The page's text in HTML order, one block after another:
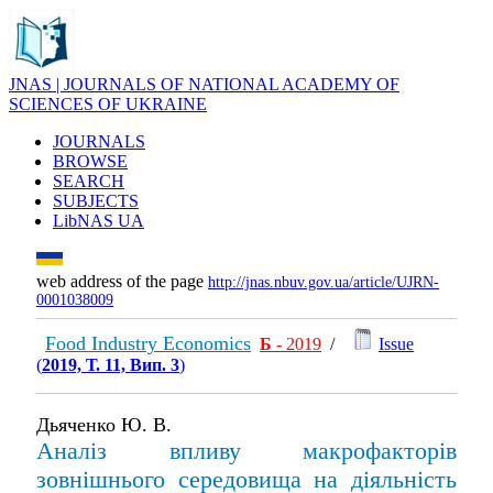
JNAS | JOURNALS OF NATIONAL ACADEMY OF
SCIENCES OF UKRAINE
JOURNALS
BROWSE
SEARCH
SUBJECTS
LibNAS UA
web address of the page http://jnas.nbuv.gov.ua/article/UJRN-
0001038009
Food Industry Economics Б - 2019 /
Issue
(2019, Т. 11, Вип. 3)
Дьяченко Ю. В.
Аналіз впливу макрофакторів
зовнішнього середовища на діяльність